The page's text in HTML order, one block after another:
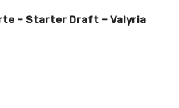
– Starter Draft – Valyria